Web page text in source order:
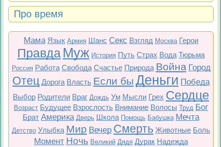
Про время
Мама Язык Армия Шанс Секс Взгляд Москва Герои
Правда Муж История Путь Страх Вода Тюрьма
Россия Работа Свобода Счастье Природа Война Город
Отец Дорога Власть Если бы Деньги Победа
Выбор Родители Враг Дождь Ум Мысли Грех Сердце
Возраст Будущее Взрослость Внимание Волосы Труд Бог
Брат Америка Дверь Школа Помощь Бабушка Мечта
Детство Улыбка Мир Вечер Смерть Животные Боль
Момент Ночь Великий Дядя Дурак Надежда